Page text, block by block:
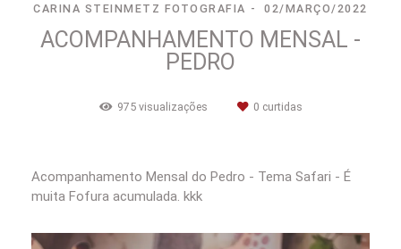
CARINA STEINMETZ FOTOGRAFIA
02/MARÇO/2022
ACOMPANHAMENTO MENSAL -
PEDRO
975visualizações 0 curtidas
Acompanhamento Mensal do Pedro - Tema Safari - É
muita Fofura acumulada. kkk